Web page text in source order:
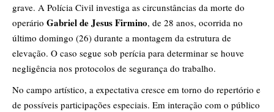
grave. A Polícia Civil investiga as circunstâncias da morte do
operário Gabriel de Jesus Firmino, de 28 anos, ocorrida no
último domingo (26) durante a montagem da estrutura de
elevação. O caso segue sob perícia para determinar se houve
negligência nos protocolos de segurança do trabalho.
No campo artístico, a expectativa cresce em torno do repertório e
de possíveis participações especiais. Em interação com o público